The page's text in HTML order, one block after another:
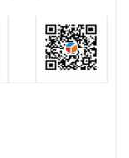
1 2024 年挪